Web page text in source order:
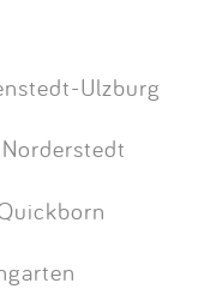
Ulzburg
Norderstedt